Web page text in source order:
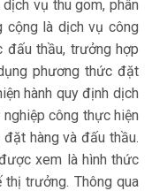
vụ thu gom, phân
cộng là dịch vụ công
thầu, trưởng hợp
phương thức đặt
hành quy định dịch
công thực hiện
hàng và đấu thầu.
xem là hình thức
thị trưởng. Thông qua